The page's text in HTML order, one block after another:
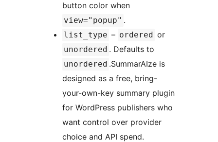
button color when
view="popup" .
list_type – ordered or
unordered . Defaults to
unordered .SummarAIze is
designed as a free, bring-
your-own-key summary plugin
for WordPress publishers who
want control over provider
choice and API spend.